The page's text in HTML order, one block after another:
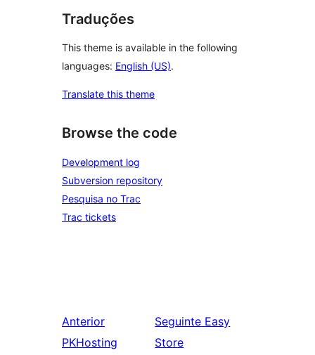
Traduções
This theme is available in the following
languages: English (US).
Translate this theme
Browse the code
Development log
Subversion repository
Pesquisa no Trac
Trac tickets
Anterior
PKHosting
Seguinte Easy
Store